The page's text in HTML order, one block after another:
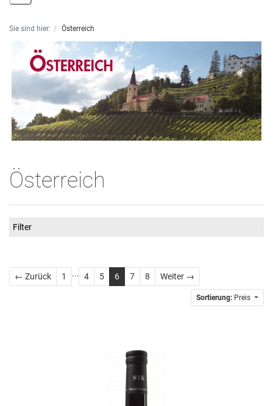
Sie sind hier: Österreich
Österreich
Filter
← ZurückZurück
1 ... 4 5 6 7 8 Weiter →
Sortierung: Preis